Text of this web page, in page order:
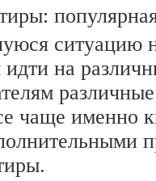
ситуацию
идти на
чаще именно